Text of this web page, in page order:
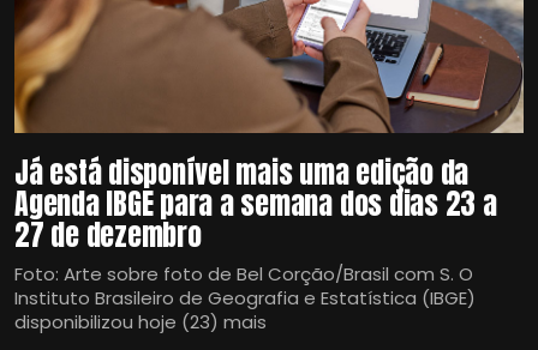
Já está disponível mais uma edição da
Agenda IBGE para a semana dos dias 23 a
27 de dezembro
Foto: Arte sobre foto de Bel Corção/Brasil com S. O
Instituto Brasileiro de Geografia e Estatística (IBGE)
disponibilizou hoje (23) mais